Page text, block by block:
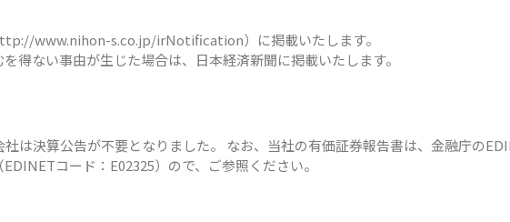
www.nihon-s.co.jp/irNotification）に掲載いたします。
得ない事由が生じた場合は、日本経済新聞に掲載いたします。
は決算公告が不要となりました。 なお、当社の有価証券報告書は、金融庁の
コード：E02325）ので、ご参照ください。